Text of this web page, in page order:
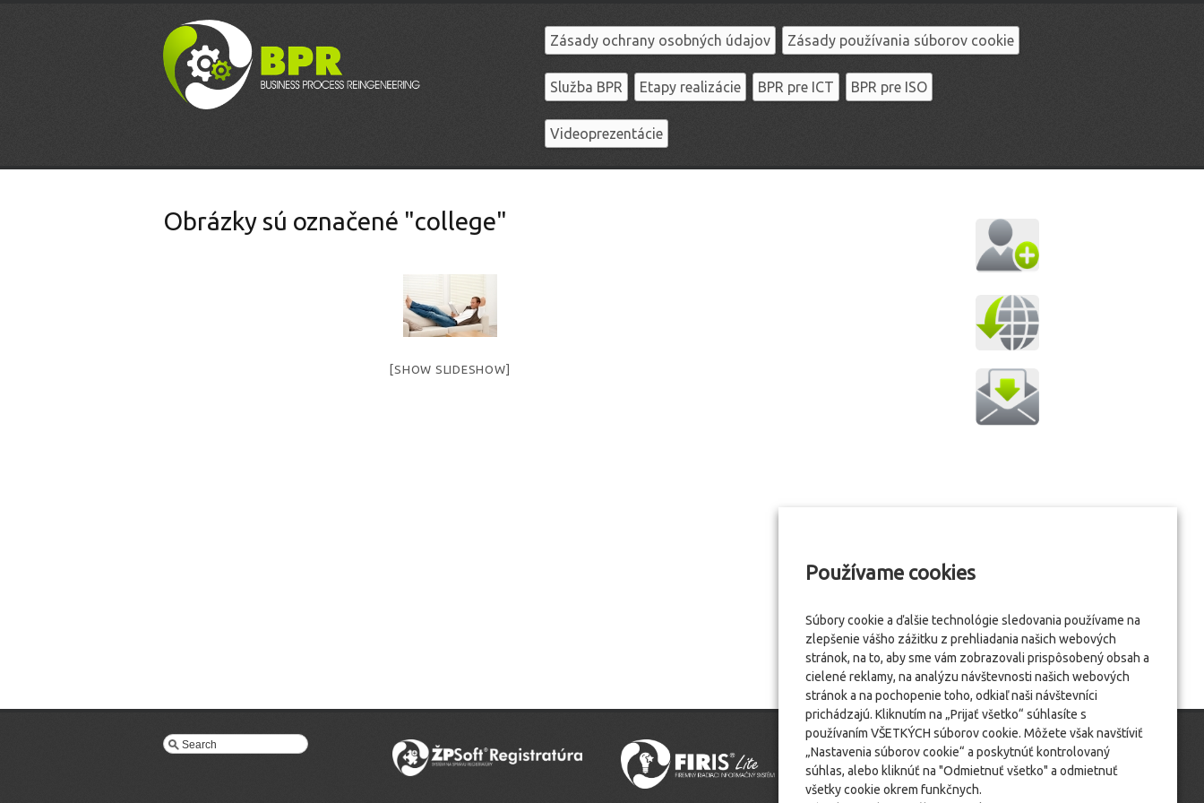
Zásady ochrany osobných údajov Zásady používania súborov cookie
Služba BPR Etapy realizácie BPR pre ICT BPR pre ISO
Videoprezentácie
Obrázky sú označené "college"
[SHOW SLIDESHOW]
Používame cookies
Súbory cookie a ďalšie technológie sledovania používame na
zlepšenie vášho zážitku z prehliadania našich webových
stránok, na to, aby sme vám zobrazovali prispôsobený obsah a
cielené reklamy, na analýzu návštevnosti našich webových
stránok a na pochopenie toho, odkiaľ naši návštevníci
prichádzajú. Kliknutím na „Prijať všetko“ súhlasíte s
používaním VŠETKÝCH súborov cookie. Môžete však navštíviť
„Nastavenia súborov cookie“ a poskytnúť kontrolovaný
súhlas, alebo kliknúť na "Odmietnuť všetko" a odmietnuť
všetky cookie okrem funkčnych.